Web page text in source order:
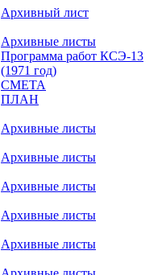
Архивный лист
Архивные листы
Программа работ КСЭ-13
(1971 год)
СМЕTA
ПЛАН
Архивные листы
Архивные листы
Архивные листы
Архивные листы
Архивные листы